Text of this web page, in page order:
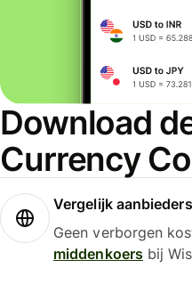
Download
Currency
Vergelijk
Geen verborgen
middenkoersbij